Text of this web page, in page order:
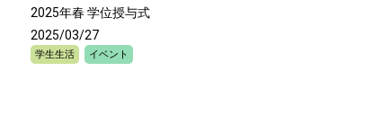
2025年春 学位授与式
2025/03/27
学生生活 イベント